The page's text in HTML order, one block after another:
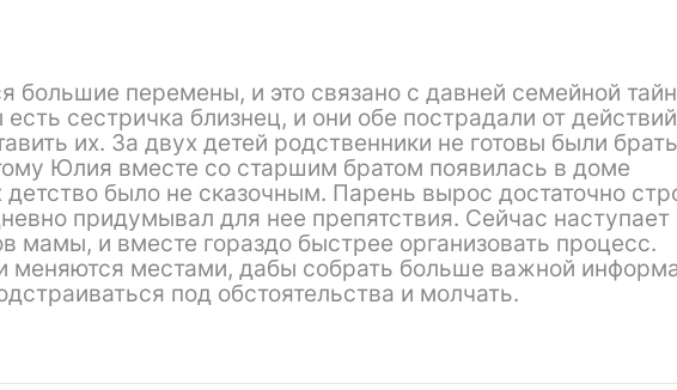
большие перемены, и это связано с давней семейной
сестричка близнец, и они обе пострадали от действий
их. За двух детей родственники не готовы были брать
Юлия вместе со старшим братом появилась в доме
детство было не сказочным. Парень вырос достаточно
придумывал для нее препятствия. Сейчас наступает
мамы, и вместе гораздо быстрее организовать процесс.
меняются местами, дабы собрать больше важной
под обстоятельства и молчать.